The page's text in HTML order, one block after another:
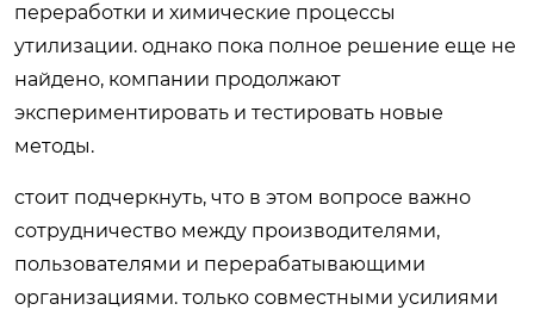
переработки и химические процессы
утилизации. однако пока полное решение еще не
найдено, компании продолжают
экспериментировать и тестировать новые
методы.
стоит подчеркнуть, что в этом вопросе важно
сотрудничество между производителями,
пользователями и перерабатывающими
организациями. только совместными усилиями